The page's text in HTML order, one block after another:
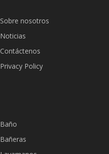
Sobre nosotros
Noticias
Contáctenos
Privacy Policy
Baño
Bañeras